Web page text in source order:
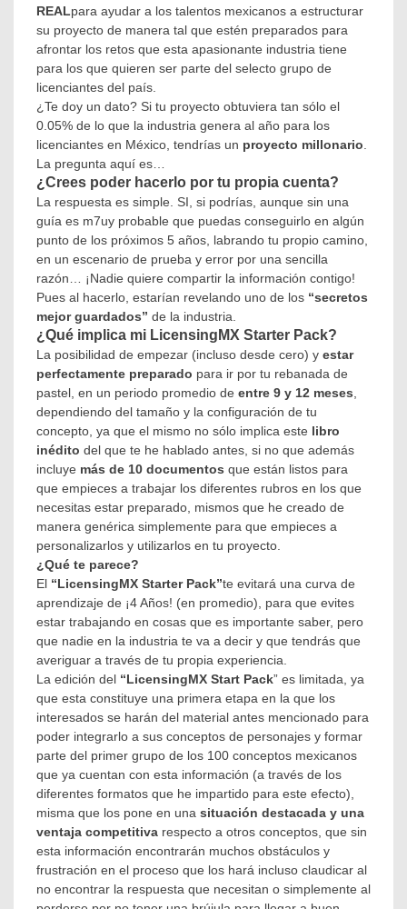
REALpara ayudar a los talentos mexicanos a estructurar
su proyecto de manera tal que estén preparados para
afrontar los retos que esta apasionante industria tiene
para los que quieren ser parte del selecto grupo de
licenciantes del país.
¿Te doy un dato? Si tu proyecto obtuviera tan sólo el
0.05% de lo que la industria genera al año para los
licenciantes en México, tendrías un proyecto millonario
La pregunta aquí es…
¿Crees poder hacerlo por tu propia cuenta?
La respuesta es simple. SI, si podrías, aunque sin una
guía es m7uy probable que puedas conseguirlo en algún
punto de los próximos 5 años, labrando tu propio camino,
en un escenario de prueba y error por una sencilla
razón… ¡Nadie quiere compartir la información contigo!
Pues al hacerlo, estarían revelando uno de los “secretos
mejor guardados” de la industria.
¿Qué implica mi LicensingMX Starter Pack?
La posibilidad de empezar (incluso desde cero) y estar
perfectamente preparado para ir por tu rebanada de
pastel, en un periodo promedio de entre 9 y 12 meses
dependiendo del tamaño y la configuración de tu
concepto, ya que el mismo no sólo implica este libro
inédito del que te he hablado antes, si no que además
incluye más de 10 documentos que están listos para
que empieces a trabajar los diferentes rubros en los que
necesitas estar preparado, mismos que he creado de
manera genérica simplemente para que empieces a
personalizarlos y utilizarlos en tu proyecto.
¿Qué te parece?
El “LicensingMX Starter Pack”te evitará una curva de
aprendizaje de ¡4 Años! (en promedio), para que evites
estar trabajando en cosas que es importante saber, pero
que nadie en la industria te va a decir y que tendrás que
averiguar a través de tu propia experiencia.
La edición del “LicensingMX Start Pack” es limitada, ya
que esta constituye una primera etapa en la que los
interesados se harán del material antes mencionado para
poder integrarlo a sus conceptos de personajes y formar
parte del primer grupo de los 100 conceptos mexicanos
que ya cuentan con esta información (a través de los
diferentes formatos que he impartido para este efecto),
misma que los pone en una situación destacada y una
ventaja competitiva respecto a otros conceptos, que sin
esta información encontrarán muchos obstáculos y
frustración en el proceso que los hará incluso claudicar al
no encontrar la respuesta que necesitan o simplemente al